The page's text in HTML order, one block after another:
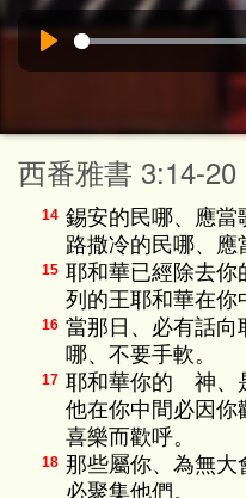
西番雅書 3:14-20
14 錫安的民哪、應當
路撒冷的民哪、應
15 耶和華已經除去你
列的王耶和華在你
16 當那日、必有話向
哪、不要手軟。
17 耶和華你的 神、
他在你中間必因你
喜樂而歡呼。
18 那些屬你、為無大
必聚集他們。